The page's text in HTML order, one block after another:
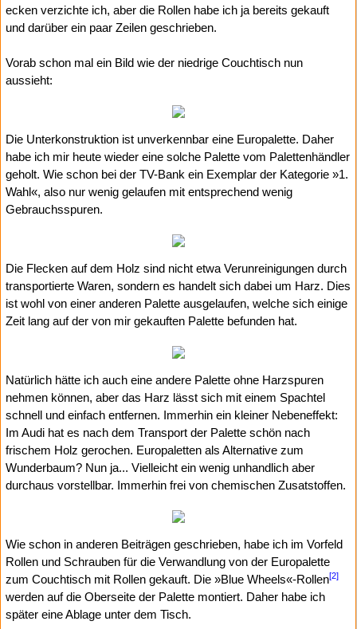
ecken verzichte ich, aber die Rollen habe ich ja bereits gekauft
und darüber ein paar Zeilen geschrieben.
Vorab schon mal ein Bild wie der niedrige Couchtisch nun
aussieht:
Die Unterkonstruktion ist unverkennbar eine Europalette. Daher
habe ich mir heute wieder eine solche Palette vom Palettenhändler
geholt. Wie schon bei der TV-Bank ein Exemplar der Kategorie »1.
Wahl«, also nur wenig gelaufen mit entsprechend wenig
Gebrauchsspuren.
Die Flecken auf dem Holz sind nicht etwa Verunreinigungen durch
transportierte Waren, sondern es handelt sich dabei um Harz. Dies
ist wohl von einer anderen Palette ausgelaufen, welche sich einige
Zeit lang auf der von mir gekauften Palette befunden hat.
Natürlich hätte ich auch eine andere Palette ohne Harzspuren
nehmen können, aber das Harz lässt sich mit einem Spachtel
schnell und einfach entfernen. Immerhin ein kleiner Nebeneffekt:
Im Audi hat es nach dem Transport der Palette schön nach
frischem Holz gerochen. Europaletten als Alternative zum
Wunderbaum? Nun ja... Vielleicht ein wenig unhandlich aber
durchaus vorstellbar. Immerhin frei von chemischen Zusatstoffen.
Wie schon in anderen Beiträgen geschrieben, habe ich im Vorfeld
Rollen und Schrauben für die Verwandlung von der Europalette
zum Couchtisch mit Rollen gekauft. Die »Blue Wheels«-Rollen[2]
werden auf die Oberseite der Palette montiert. Daher habe ich
später eine Ablage unter dem Tisch.